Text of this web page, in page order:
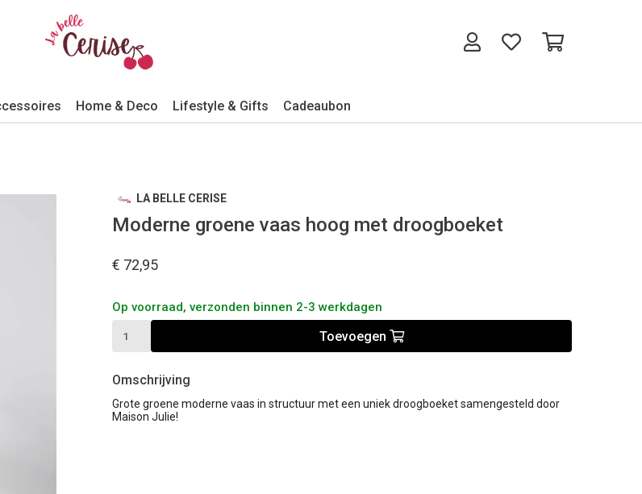
Home & Deco Lifestyle & Gifts Cadeaubon
LA BELLE CERISE
Moderne groene vaas hoog met droogboeket
€ 72,95
Op voorraad, verzonden binnen 2-3 werkdagen
Toevoegen
Omschrijving
Grote groene moderne vaas in structuur met een uniek droogboeket samengesteld door
Maison Julie!